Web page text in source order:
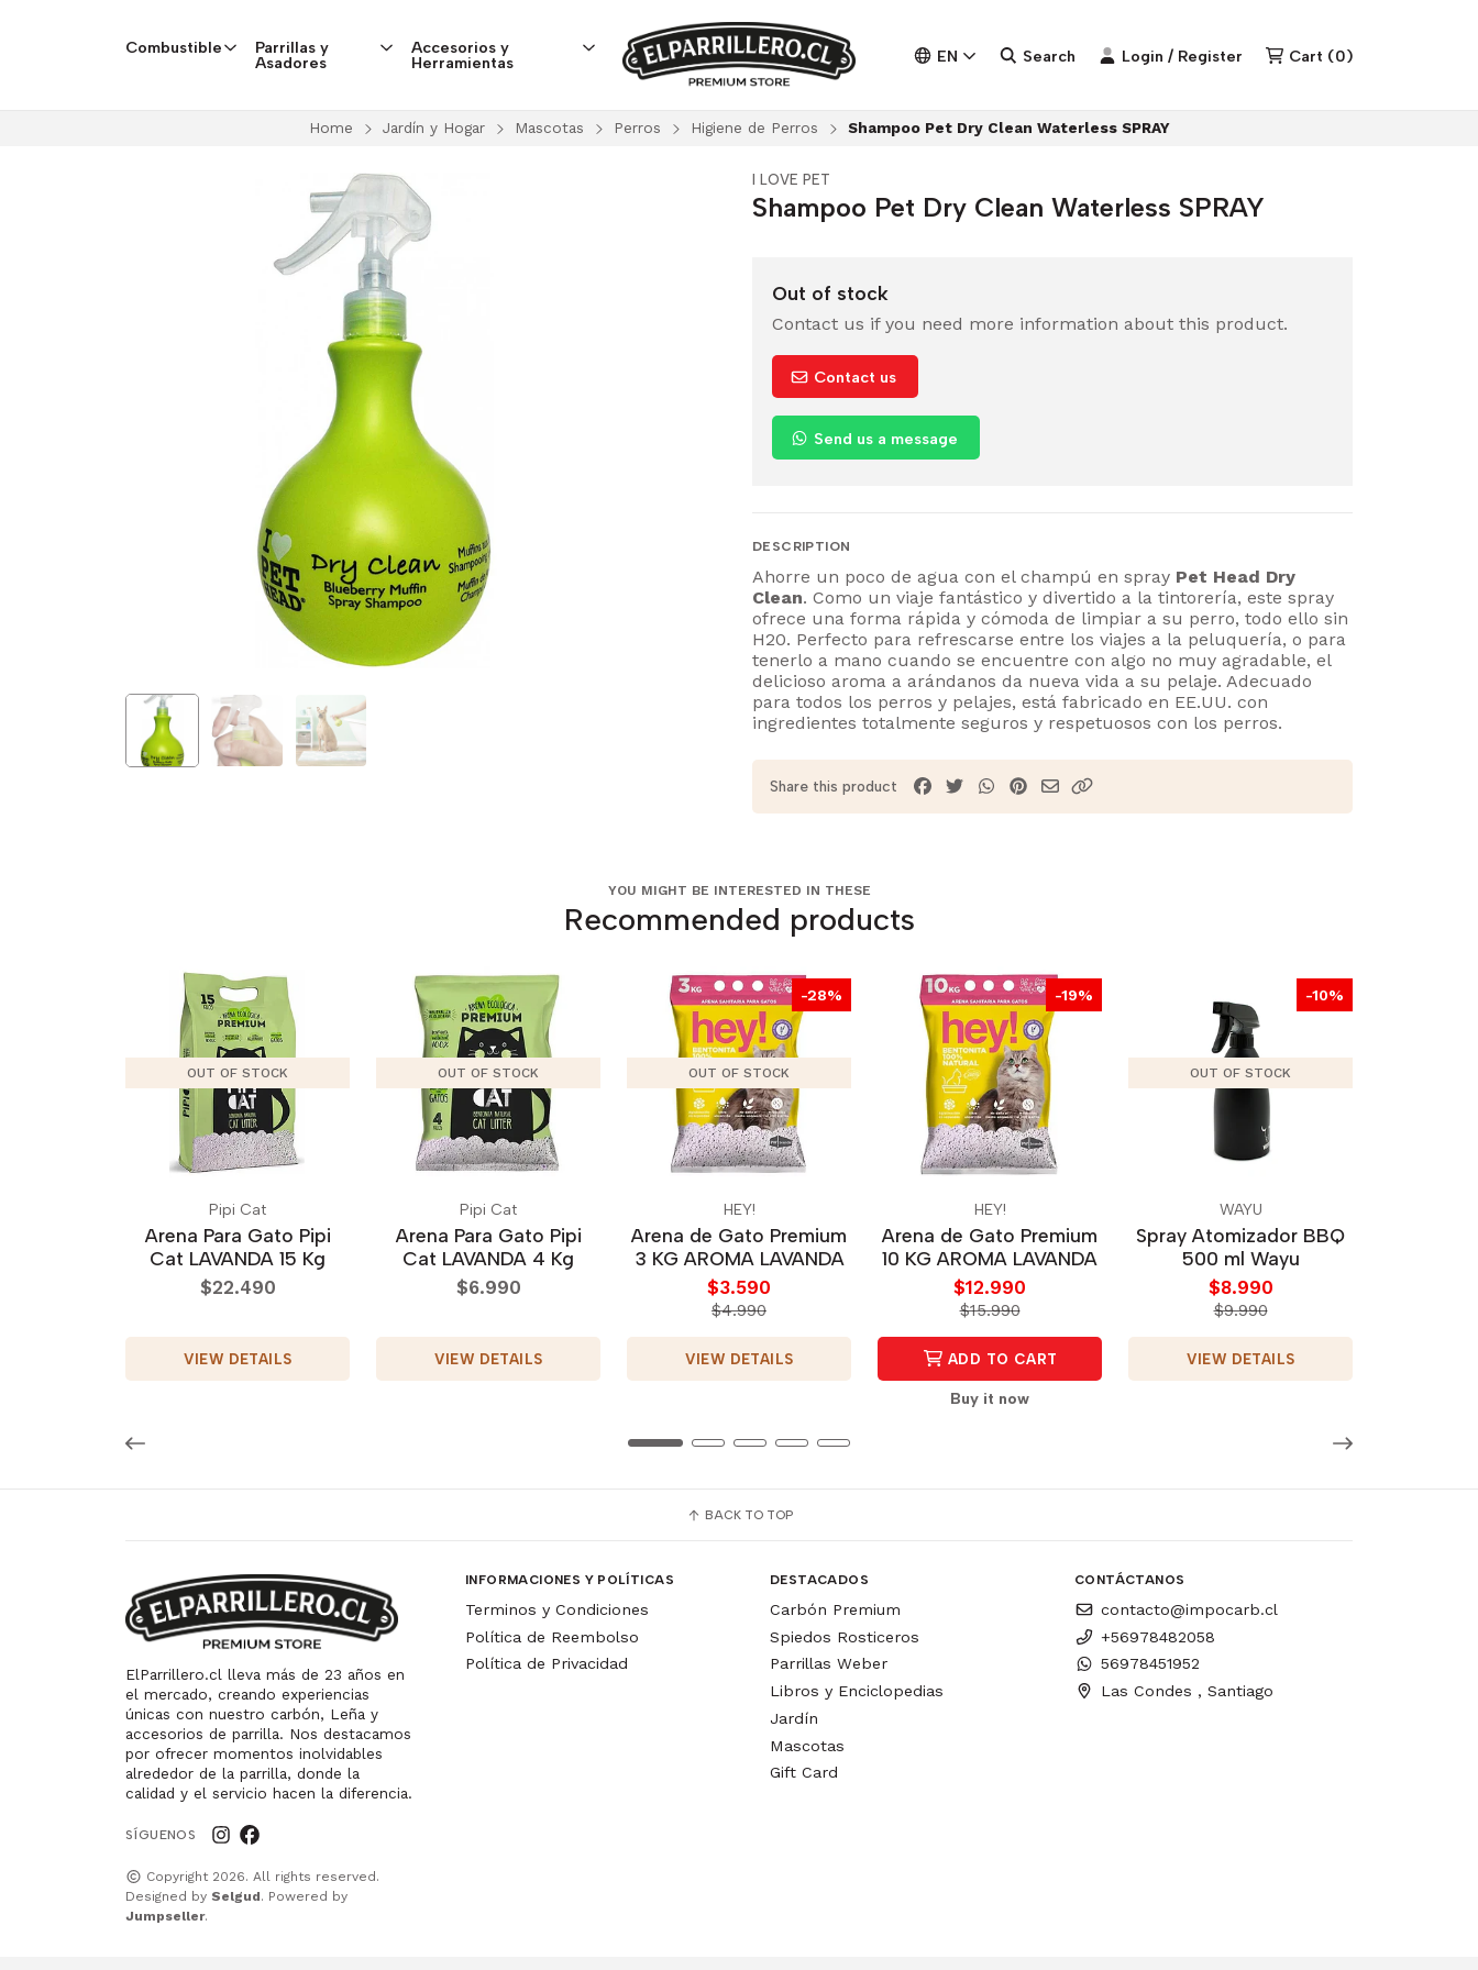
Combustible Parrillas y
Asadores
Accesorios y
Herramientas EN Search Login / Register Cart (0)
Home Jardín y Hogar Mascotas Perros Higiene de Perros Shampoo Pet Dry Clean Waterless SPRAY
I LOVE PET
Shampoo Pet Dry Clean Waterless SPRAY
Out of stock
Contact us if you need more information about this product.
Contact us
Send us a message
DESCRIPTION
Ahorre un poco de agua con el champú en spray Pet Head Dry
Clean. Como un viaje fantástico y divertido a la tintorería, este spray
ofrece una forma rápida y cómoda de limpiar a su perro, todo ello sin
H20. Perfecto para refrescarse entre los viajes a la peluquería, o para
tenerlo a mano cuando se encuentre con algo no muy agradable, el
delicioso aroma a arándanos da nueva vida a su pelaje. Adecuado
para todos los perros y pelajes, está fabricado en EE.UU. con
ingredientes totalmente seguros y respetuosos con los perros.
Share this product
YOU MIGHT BE INTERESTED IN THESE
Recommended products
OUT OF STOCK
Pipi Cat
Arena Para Gato Pipi
Cat LAVANDA 15 Kg
$22.490
VIEW DETAILS
OUT OF STOCK
Pipi Cat
Arena Para Gato Pipi
Cat LAVANDA 4 Kg
$6.990
VIEW DETAILS
-28%
OUT OF STOCK
HEY!
Arena de Gato Premium
3 KG AROMA LAVANDA
$3.590
$4.990
VIEW DETAILS
-19%
HEY!
Arena de Gato Premium
10 KG AROMA LAVANDA
$12.990
$15.990
ADD TO CART
Buy it now
-10%
OUT OF STOCK
WAYU
Spray Atomizador BBQ
500 ml Wayu
$8.990
$9.990
VIEW DETAILS
BACK TO TOP
ElParrillero.cl lleva más de 23 años en
el mercado, creando experiencias
únicas con nuestro carbón, Leña y
accesorios de parrilla. Nos destacamos
por ofrecer momentos inolvidables
alrededor de la parrilla, donde la
calidad y el servicio hacen la diferencia.
SÍGUENOS
Copyright 2026. All rights reserved.
Designed by Selgud. Powered by
Jumpseller.
INFORMACIONES Y POLÍTICAS
Terminos y Condiciones
Política de Reembolso
Política de Privacidad
DESTACADOS
Carbón Premium
Spiedos Rosticeros
Parrillas Weber
Libros y Enciclopedias
Jardín
Mascotas
Gift Card
CONTÁCTANOS
contacto@impocarb.cl
+56978482058
56978451952
Las Condes , Santiago